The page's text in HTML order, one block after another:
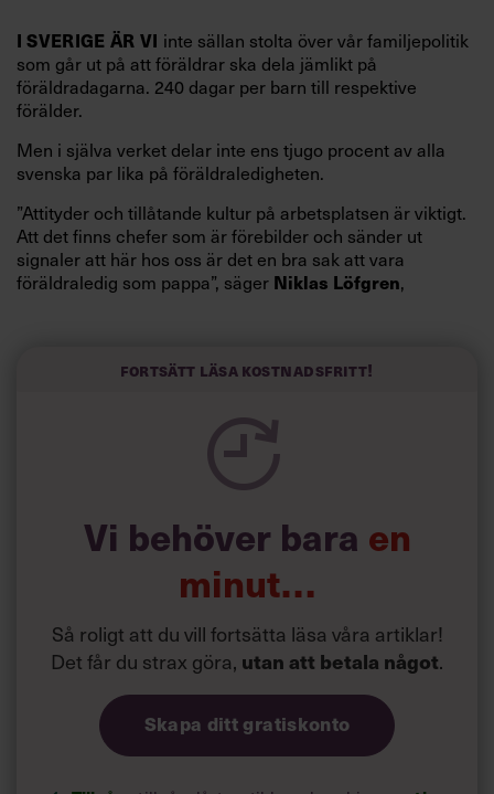
I SVERIGE ÄR VI inte sällan stolta över vår familjepolitik
som går ut på att föräldrar ska dela jämlikt på
föräldradagarna. 240 dagar per barn till respektive
förälder.
Men i själva verket delar inte ens tjugo procent av alla
svenska par lika på föräldraledigheten.
”Attityder och tillåtande kultur på arbetsplatsen är viktigt.
Att det finns chefer som är förebilder och sänder ut
signaler att här hos oss är det en bra sak att vara
föräldraledig som pappa”, säger Niklas Löfgren,
generösa villkoren i världen för papporsföräldraledighet
. Men ytterst få män använder sig av den
möjligheten, enligt en artikel i Arbetet
Niklas Löfgren.
Fortsätt läsa kostnadsfritt!
Vi behöver bara en
minut…
Så roligt att du vill fortsätta läsa våra artiklar!
Det får du strax göra, utan att betala något.
Skapa ditt gratiskonto